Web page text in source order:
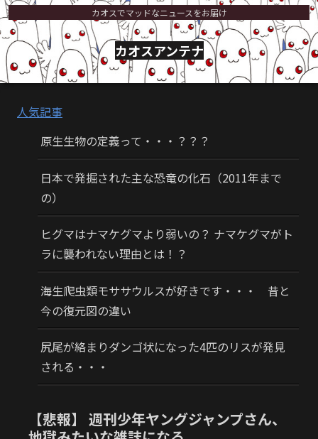
カオスでマッドなニュースをお届け
カオスアンテナ
人気記事
原生生物の定義って・・・？？？
日本で発掘された主な恐竜の化石（2011年まで
の）
ヒグマはナマケグマより弱いの？ ナマケグマがト
ラに襲われない理由とは！？
海生爬虫類モササウルスが好きです・・・ 昔と
今の復元図の違い
尻尾が絡まりダンゴ状になった4匹のリスが発見
される・・・
【悲報】 週刊少年ヤングジャンプさん、